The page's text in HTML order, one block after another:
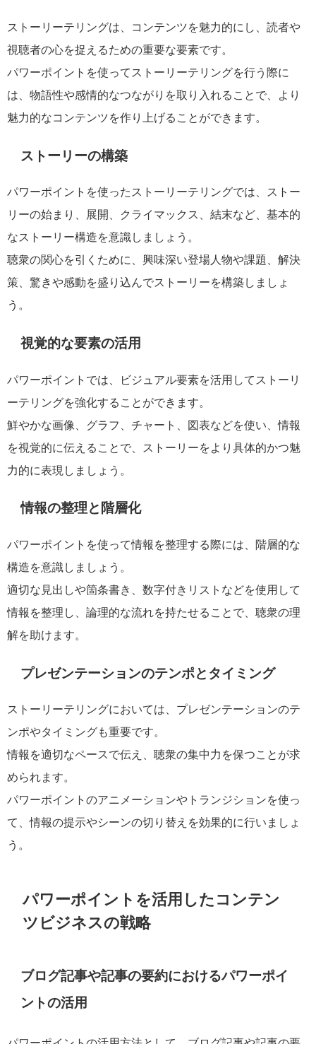
ストーリーテリングは、コンテンツを魅力的にし、読者や
視聴者の心を捉えるための重要な要素です。
パワーポイントを使ってストーリーテリングを行う際に
は、物語性や感情的なつながりを取り入れることで、より
魅力的なコンテンツを作り上げることができます。
ストーリーの構築
パワーポイントを使ったストーリーテリングでは、ストー
リーの始まり、展開、クライマックス、結末など、基本的
なストーリー構造を意識しましょう。
聴衆の関心を引くために、興味深い登場人物や課題、解決
策、驚きや感動を盛り込んでストーリーを構築しましょ
う。
視覚的な要素の活用
パワーポイントでは、ビジュアル要素を活用してストーリ
ーテリングを強化することができます。
鮮やかな画像、グラフ、チャート、図表などを使い、情報
を視覚的に伝えることで、ストーリーをより具体的かつ魅
力的に表現しましょう。
情報の整理と階層化
パワーポイントを使って情報を整理する際には、階層的な
構造を意識しましょう。
適切な見出しや箇条書き、数字付きリストなどを使用して
情報を整理し、論理的な流れを持たせることで、聴衆の理
解を助けます。
プレゼンテーションのテンポとタイミング
ストーリーテリングにおいては、プレゼンテーションのテ
ンポやタイミングも重要です。
情報を適切なペースで伝え、聴衆の集中力を保つことが求
められます。
パワーポイントのアニメーションやトランジションを使っ
て、情報の提示やシーンの切り替えを効果的に行いましょ
う。
パワーポイントを活用したコンテン
ツビジネスの戦略
ブログ記事や記事の要約におけるパワーポイ
ントの活用